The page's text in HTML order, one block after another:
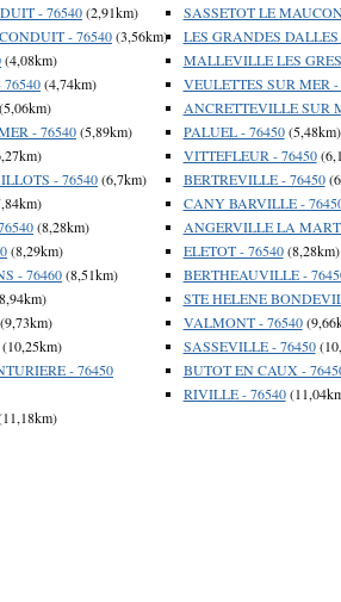
- 76540(2,91km)
- 76540(3,56km)
(4,08km)
76540(4,74km)
(5,06km)
- 76540(5,89km)
- 76540(6,7km)
(8,28km)
(8,29km)
- 76460(8,51km)
(9,73km)
(10,25km)
- 76450
SASSETOT LE
LES GRANDES DALLES
MALLEVILLE LES
VEULETTES SUR MER -
ANCRETTEVILLE SUR
PALUEL - 76450(5,48km)
VITTEFLEUR - 76450
BERTREVILLE - 76450
CANY BARVILLE -
ANGERVILLE LA
ELETOT - 76540(8,28km)
BERTHEAUVILLE -
STE HELENE
VALMONT - 76540
SASSEVILLE - 76450
BUTOT EN CAUX -
RIVILLE - 76540